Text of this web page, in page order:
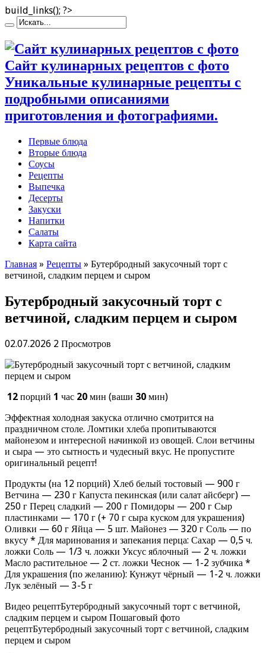
build_links(); ?>
Сайт кулинарных рецептов с фото
Уникальные кулинарные рецепты с
подробными описаниями
приготовления и фотографиями.
Первые блюда
Вторые блюда
Соусы
Рецепты
Выпечка
Десерты
Закуски
Напитки
Салаты
Карта сайта
Главная » Рецепты » Бутербродный закусочный торт с
ветчиной, сладким перцем и сыром
Бутербродный закусочный торт с
ветчиной, сладким перцем и сыром
02.07.2026 2 Просмотров
12 порций 1 час 20 мин (ваши 30 мин)
Эффектная холодная закуска отлично смотрится на
праздничном столе. Ломтики хлеба пропитываются
майонезом и интересной начинкой из овощей. Слои ветчины
и сыра — это сытность и чудесный вкус. Не пропустите
оригинальный рецепт!
Продукты (на 12 порций) Хлеб белый тостовый — 900 г
Ветчина — 230 г Капуста пекинская (или салат айсберг) —
250 г Перец сладкий — 200 г Помидоры — 200 г Сыр
пластинками — 170 г (+ 70 г сыра куском для украшения)
Оливки — 60 г Яйца — 5 шт. Майонез — 320 г Соль — по
вкусу * Для маринования и запекания перца: Сахар — 0,5 ч.
ложки Соль — 1/3 ч. ложки Уксус яблочный — 2 ч. ложки
Масло растительное — 2 ст. ложки Чеснок — 1-2 зубчика *
Для украшения (по желанию): Кунжут чёрный — 1-2 ч. ложки
Лук зелёный — 3-5 г
Видео рецептБутербродный закусочный торт с ветчиной,
сладким перцем и сыром Пошаговый фото
рецептБутербродный закусочный торт с ветчиной, сладким
перцем и сыром